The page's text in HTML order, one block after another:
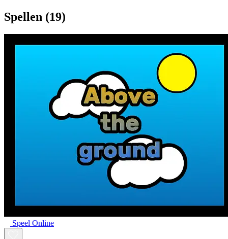
Spellen (19)
Speel Online